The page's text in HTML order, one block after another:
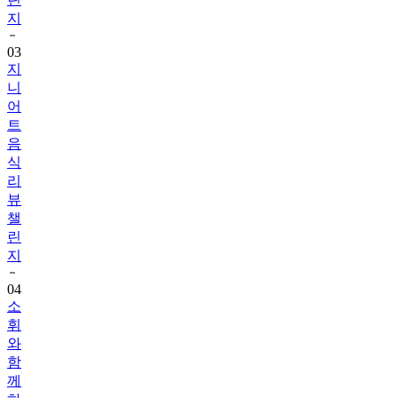
03
지
니
어
트
음
식
리
뷰
챌
린
지
04
소
휘
와
함
께
하
는